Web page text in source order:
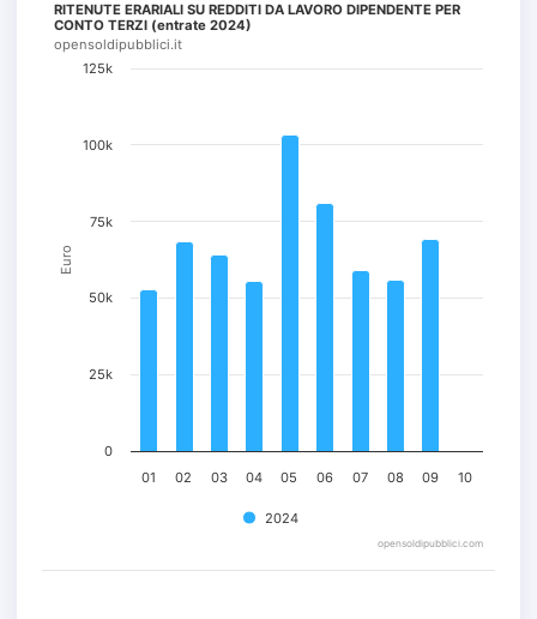
Euro
RITENUTE ERARIALI SU REDDITI DA LAVORO DIPENDENTE PER
CONTO TERZI (entrate 2024)
opensoldipubblici.it
2024
01 07
02 03 04 05 06 08 09 10
0
25k
50k
75k
100k
125k
opensoldipubblici.com